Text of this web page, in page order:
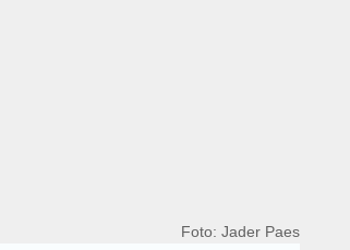
Foto: Jader Paes